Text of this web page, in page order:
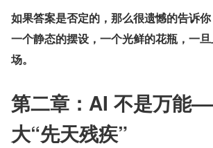
如果答案是否定的，那么很遗憾的告诉
一个静态的摆设，一个光鲜的花瓶，一
场。
第二章：AI 不是万能
大“先天残疾”